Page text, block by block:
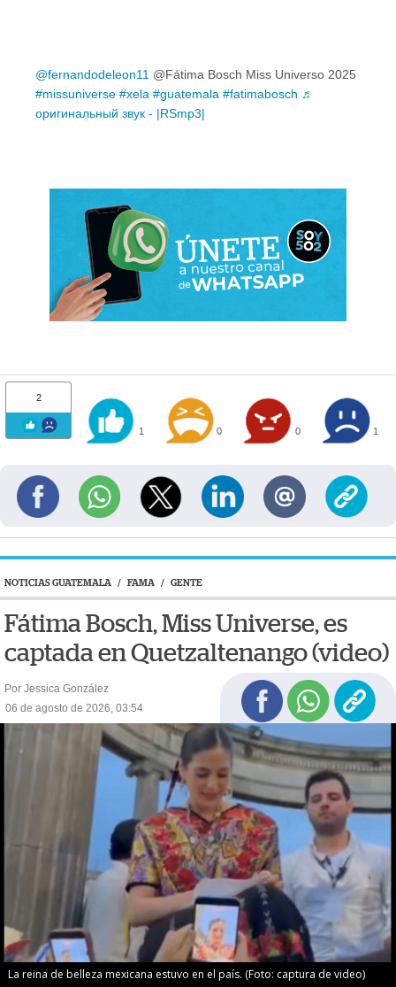
@fernandodeleon11 @Fátima Bosch Miss Universo 2025
#missuniverse #xela #guatemala #fatimabosch ♬
оригинальный звук - |RSmp3|
2
1 0 0 1
NOTICIAS GUATEMALA / FAMA / GENTE
Fátima Bosch, Miss Universe, es
captada en Quetzaltenango (video)
Por Jessica González
06 de agosto de 2026, 03:54
La reina de belleza mexicana estuvo en el país. (Foto: captura de video)